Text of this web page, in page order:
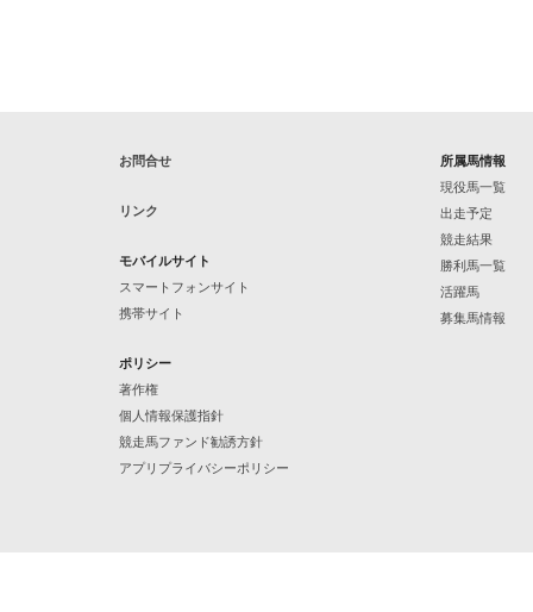
お問合せ
リンク
モバイルサイト
スマートフォンサイト
携帯サイト
ポリシー
著作権
個人情報保護指針
競走馬ファンド勧誘方針
アプリプライバシーポリシー
所属馬情報
現役馬一覧
出走予定
競走結果
勝利馬一覧
活躍馬
募集馬情報